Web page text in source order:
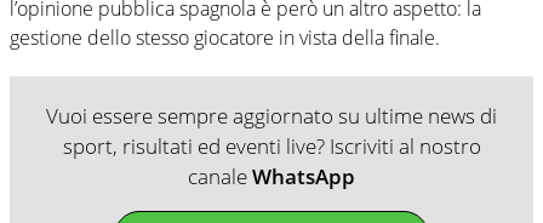
l’opinione pubblica spagnola è però un altro aspetto: la
gestione dello stesso giocatore in vista della finale.
Vuoi essere sempre aggiornato su ultime news di
sport, risultati ed eventi live? Iscriviti al nostro
canaleWhatsApp